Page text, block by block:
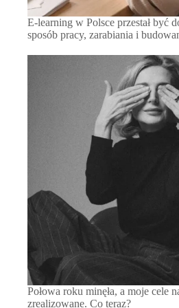
E-learning w Polsce przestał być
sposób pracy, zarabiania i
Połowa roku minęła, a moje cele
zrealizowane. Co teraz?